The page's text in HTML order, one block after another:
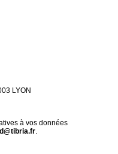
LYON
à vos données
.